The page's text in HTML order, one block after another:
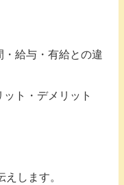
給与・有給との違
ト・デメリット
します。